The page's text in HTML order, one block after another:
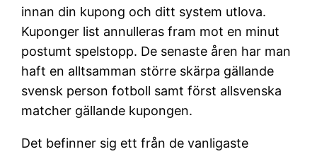
innan din kupong och ditt system utlova.
Kuponger list annulleras fram mot en minut
postumt spelstopp. De senaste åren har man
haft en alltsamman större skärpa gällande
svensk person fotboll samt först allsvenska
matcher gällande kupongen.
Det befinner sig ett från de vanligaste